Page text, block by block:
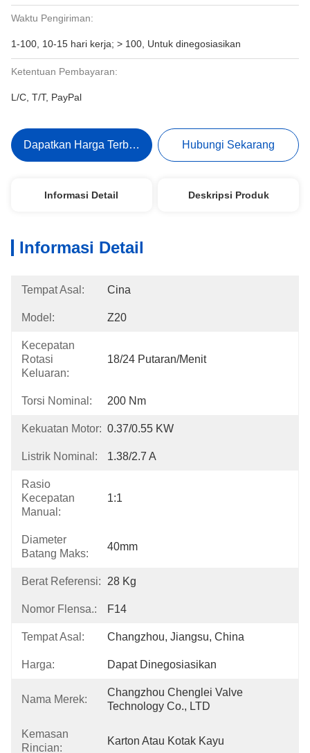
Waktu Pengiriman:
1-100, 10-15 hari kerja; > 100, Untuk dinegosiasikan
Ketentuan Pembayaran:
L/C, T/T, PayPal
Dapatkan Harga Terbaik Hubungi Sekarang
Informasi Detail Deskripsi Produk
Informasi Detail
Tempat Asal: Cina
Model: Z20
Kecepatan
Rotasi
Keluaran:
18/24 Putaran/menit
Torsi Nominal: 200 Nm
Kekuatan Motor: 0.37/0.55 KW
Listrik Nominal: 1.38/2.7 A
Rasio
Kecepatan
Manual:
1:1
Diameter
Batang Maks:
40mm
Berat Referensi: 28 Kg
Nomor Flensa.: F14
Tempat Asal: Changzhou, Jiangsu, China
Harga: Dapat Dinegosiasikan
Nama Merek:
Changzhou Chenglei Valve
Technology Co., LTD
Kemasan
Rincian:
Karton Atau Kotak Kayu